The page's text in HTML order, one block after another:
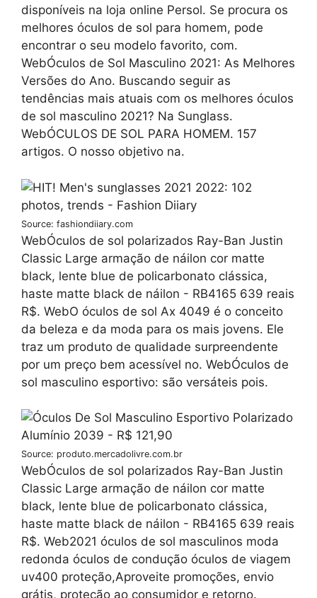
disponíveis na loja online Persol. Se procura os
melhores óculos de sol para homem, pode
encontrar o seu modelo favorito, com.
WebÓculos de Sol Masculino 2021: As Melhores
Versões do Ano. Buscando seguir as
tendências mais atuais com os melhores óculos
de sol masculino 2021? Na Sunglass.
WebÓCULOS DE SOL PARA HOMEM. 157
artigos. O nosso objetivo na.
Source: fashiondiiary.com
WebÓculos de sol polarizados Ray-Ban Justin
Classic Large armação de náilon cor matte
black, lente blue de policarbonato clássica,
haste matte black de náilon - RB4165 639 reais
R$. WebO óculos de sol Ax 4049 é o conceito
da beleza e da moda para os mais jovens. Ele
traz um produto de qualidade surpreendente
por um preço bem acessível no. WebÓculos de
sol masculino esportivo: são versáteis pois.
Source: produto.mercadolivre.com.br
WebÓculos de sol polarizados Ray-Ban Justin
Classic Large armação de náilon cor matte
black, lente blue de policarbonato clássica,
haste matte black de náilon - RB4165 639 reais
R$. Web2021 óculos de sol masculinos moda
redonda óculos de condução óculos de viagem
uv400 proteção,Aproveite promoções, envio
grátis, proteção ao consumidor e retorno.